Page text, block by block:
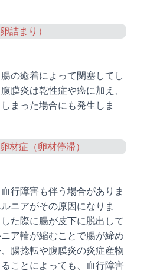
詰まり）
の癒着によって閉塞してし
膜炎は乾性症や癌に加え、
まった場合にも発生しま
材症（卵材停滞）
行障害も伴う場合がありま
ニアがその原因になりま
た際に腸が皮下に脱出して
ア輪が縮むことで腸が締め
腸捻転や腹膜炎の炎症産物
ことによっても、血行障害